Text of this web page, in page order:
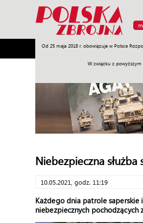
Od 25 maja 2018 r. obowiązuje w Polsce
W związku z
Armia Poligon Sprzęt
Niebezpieczna służba
10.05.2021, godz. 11:19
Każdego dnia patrole
niebezpiecznych